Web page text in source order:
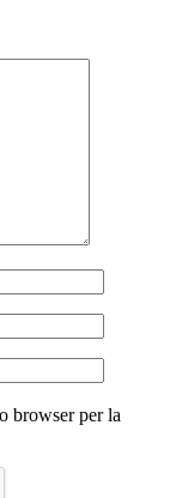
browser per la